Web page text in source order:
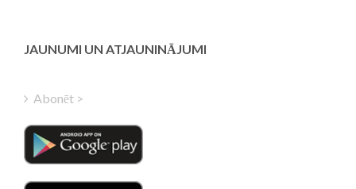
JAUNUMI UN ATJAUNINĀJUMI
Abonēt >